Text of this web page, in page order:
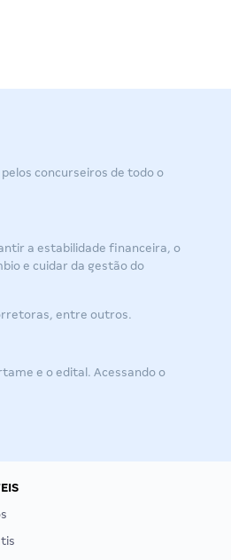
concurseiros de todo o
a estabilidade financeira, o
e cuidar da gestão do
entre outros.
e o edital. Acessando o